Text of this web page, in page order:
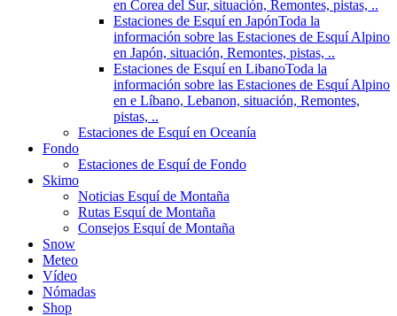
en Corea del Sur, situación, Remontes, pistas, ..
Estaciones de Esquí en JapónToda la
información sobre las Estaciones de Esquí Alpino
en Japón, situación, Remontes, pistas, ..
Estaciones de Esquí en LibanoToda la
información sobre las Estaciones de Esquí Alpino
en e Líbano, Lebanon, situación, Remontes,
pistas, ..
Estaciones de Esquí en Oceanía
Fondo
Estaciones de Esquí de Fondo
Skimo
Noticias Esquí de Montaña
Rutas Esquí de Montaña
Consejos Esquí de Montaña
Snow
Meteo
Vídeo
Nómadas
Shop